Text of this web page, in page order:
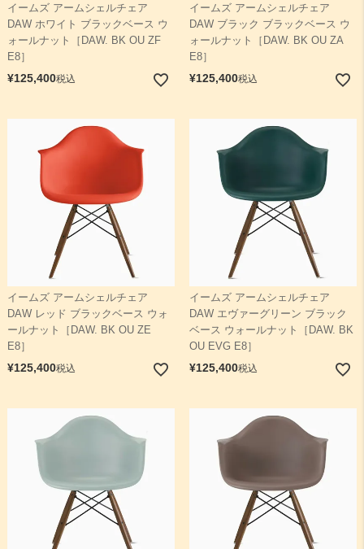
イームズ アームシェルチェア
DAW ホワイト ブラックベース ウ
ォールナット［DAW. BK OU ZF
E8］
¥125,400税込
イームズ アームシェルチェア
DAW ブラック ブラックベース ウ
ォールナット［DAW. BK OU ZA
E8］
¥125,400税込
イームズ アームシェルチェア
DAW レッド ブラックベース ウォ
ールナット［DAW. BK OU ZE
E8］
¥125,400税込
イームズ アームシェルチェア
DAW エヴァーグリーン ブラック
ベース ウォールナット［DAW. BK
OU EVG E8］
¥125,400税込